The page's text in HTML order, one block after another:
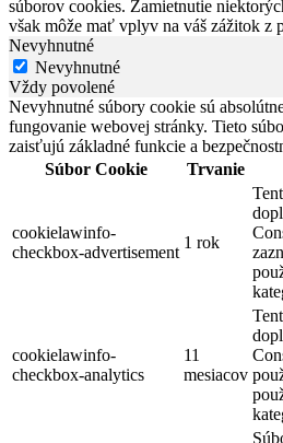
súborov cookies. Zamietnutie
však môže mať vplyv na váš zážitok z
Nevyhnutné
Nevyhnutné
Vždy povolené
Nevyhnutné súbory cookie sú
fungovanie webovej stránky. Tieto
zaisťujú základné funkcie a
Súbor Cookie
Trvanie
cookielawinfo-
checkbox-advertisement
1 rok
cookielawinfo-
checkbox-analytics
11
mesiacov